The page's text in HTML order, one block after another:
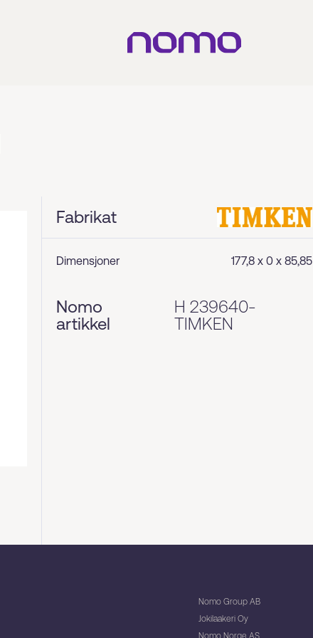
Fabrikat
Dimensjoner 177,8 x 0 x 85,85
Nomo
artikkel
H 239640-
TIMKEN
Nomo Group AB
Jokilaakeri Oy
Nomo Norge AS